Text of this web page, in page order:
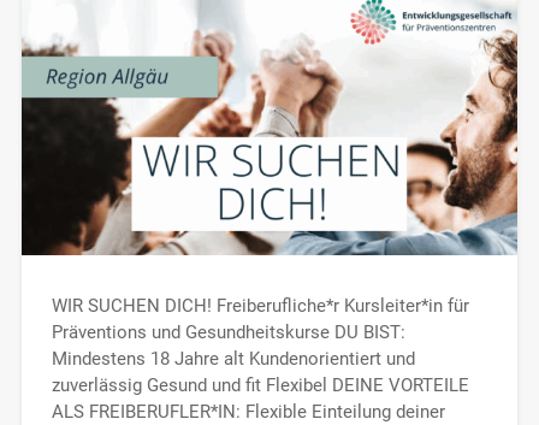
WIR SUCHEN DICH! Freiberufliche*r Kursleiter*in für
Präventions und Gesundheitskurse DU BIST:
Mindestens 18 Jahre alt Kundenorientiert und
zuverlässig Gesund und fit Flexibel DEINE VORTEILE
ALS FREIBERUFLER*IN: Flexible Einteilung deiner